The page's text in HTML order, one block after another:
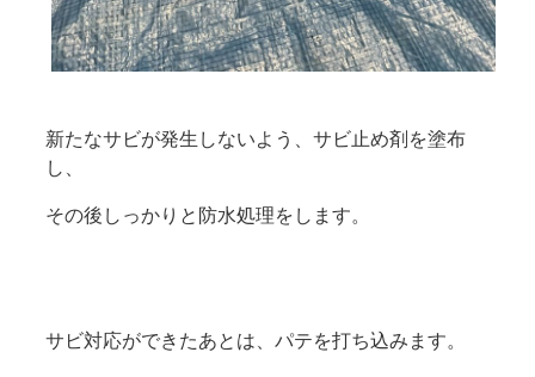
新たなサビが発生しないよう、サビ止め剤を塗布
し、
その後しっかりと防水処理をします。
サビ対応ができたあとは、パテを打ち込みます。